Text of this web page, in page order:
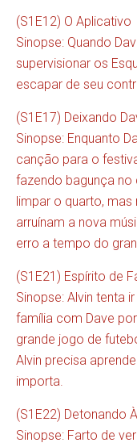
(S1E12) O Aplicativo
Sinopse: Quando
supervisionar os
escapar de seu
(S1E17) Deixando
Sinopse: Enquanto
canção para o
fazendo bagunça no
limpar o quarto,
arruínam a nova
erro a tempo do
(S1E21) Espírito de
Sinopse: Alvin tenta
família com Dave
grande jogo de
Alvin precisa
importa.
(S1E22) Detonando
Sinopse: Farto de